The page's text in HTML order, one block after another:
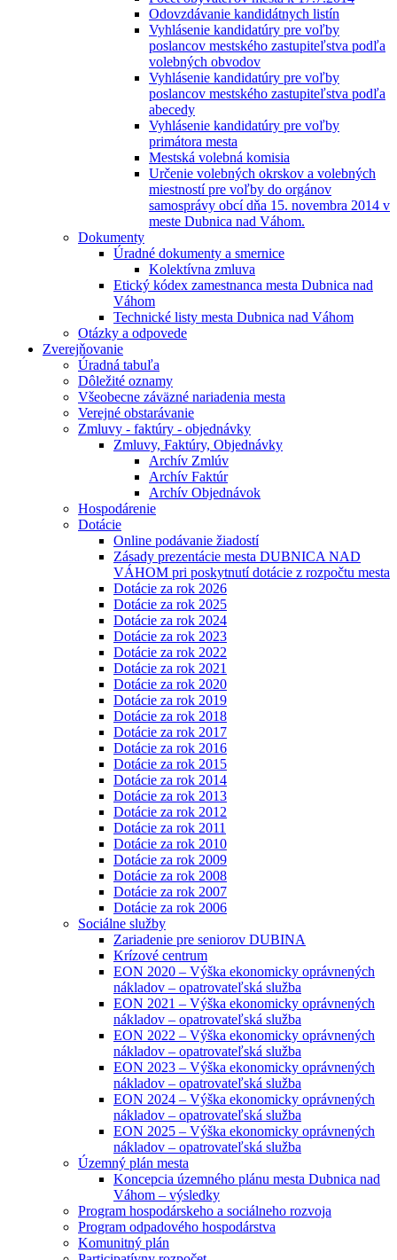
Odovzdávanie kandidátnych listín
Vyhlásenie kandidatúry pre voľby
poslancov mestského zastupiteľstva podľa
volebných obvodov
Vyhlásenie kandidatúry pre voľby
poslancov mestského zastupiteľstva podľa
abecedy
Vyhlásenie kandidatúry pre voľby
primátora mesta
Mestská volebná komisia
Určenie volebných okrskov a volebných
miestností pre voľby do orgánov
samosprávy obcí dňa 15. novembra 2014 v
meste Dubnica nad Váhom.
Dokumenty
Úradné dokumenty a smernice
Kolektívna zmluva
Etický kódex zamestnanca mesta Dubnica nad
Váhom
Technické listy mesta Dubnica nad Váhom
Otázky a odpovede
Zverejňovanie
Úradná tabuľa
Dôležité oznamy
Všeobecne záväzné nariadenia mesta
Verejné obstarávanie
Zmluvy - faktúry - objednávky
Zmluvy, Faktúry, Objednávky
Archív Zmlúv
Archív Faktúr
Archív Objednávok
Hospodárenie
Dotácie
Online podávanie žiadostí
Zásady prezentácie mesta DUBNICA NAD
VÁHOM pri poskytnutí dotácie z rozpočtu mesta
Dotácie za rok 2026
Dotácie za rok 2025
Dotácie za rok 2024
Dotácie za rok 2023
Dotácie za rok 2022
Dotácie za rok 2021
Dotácie za rok 2020
Dotácie za rok 2019
Dotácie za rok 2018
Dotácie za rok 2017
Dotácie za rok 2016
Dotácie za rok 2015
Dotácie za rok 2014
Dotácie za rok 2013
Dotácie za rok 2012
Dotácie za rok 2011
Dotácie za rok 2010
Dotácie za rok 2009
Dotácie za rok 2008
Dotácie za rok 2007
Dotácie za rok 2006
Sociálne služby
Zariadenie pre seniorov DUBINA
Krízové centrum
EON 2020 – Výška ekonomicky oprávnených
nákladov – opatrovateľská služba
EON 2021 – Výška ekonomicky oprávnených
nákladov – opatrovateľská služba
EON 2022 – Výška ekonomicky oprávnených
nákladov – opatrovateľská služba
EON 2023 – Výška ekonomicky oprávnených
nákladov – opatrovateľská služba
EON 2024 – Výška ekonomicky oprávnených
nákladov – opatrovateľská služba
EON 2025 – Výška ekonomicky oprávnených
nákladov – opatrovateľská služba
Územný plán mesta
Koncepcia územného plánu mesta Dubnica nad
Váhom – výsledky
Program hospodárskeho a sociálneho rozvoja
Program odpadového hospodárstva
Komunitný plán